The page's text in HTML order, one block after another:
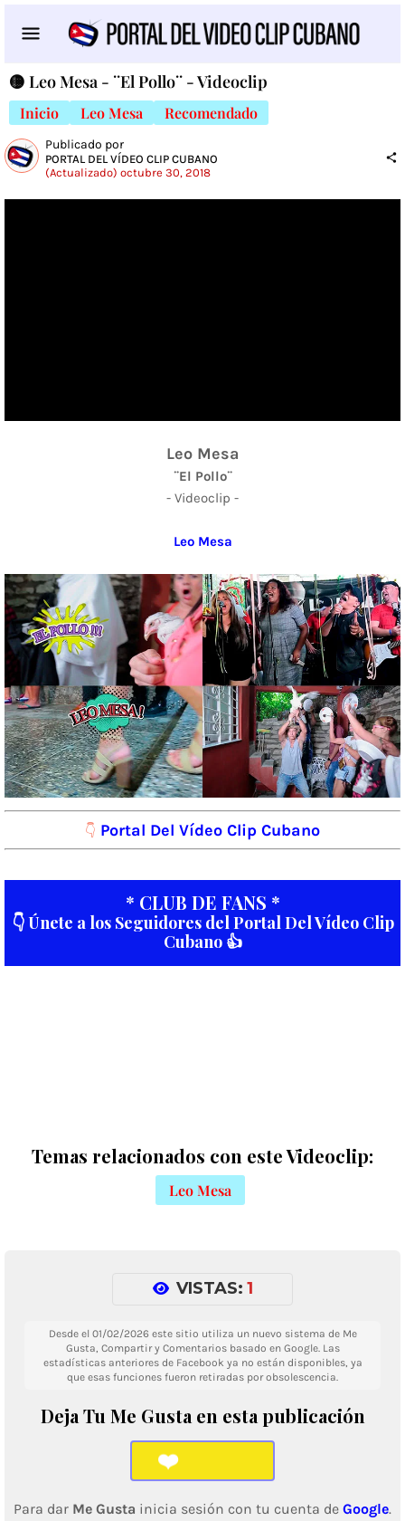
🟡 Leo Mesa - ¨El Pollo¨ - Videoclip
Inicio Leo Mesa Recomendado
Publicado por
PORTAL DEL VÍDEO CLIP CUBANO
(Actualizado) octubre 30, 2018
Leo Mesa
¨El Pollo¨
- Videoclip -
Leo Mesa
👇 Portal Del Vídeo Clip Cubano
* CLUB DE FANS *
👇 Únete a los Seguidores del Portal Del Vídeo Clip
Cubano 👍
Temas relacionados con este Videoclip:
Leo Mesa
VISTAS: 1
Desde el 01/02/2026 este sitio utiliza un nuevo sistema de Me
Gusta, Compartir y Comentarios basado en Google. Las
estadísticas anteriores de Facebook ya no están disponibles, ya
que esas funciones fueron retiradas por obsolescencia.
Deja Tu Me Gusta en esta publicación
❤️
Para dar Me Gusta inicia sesión con tu cuenta de Google.